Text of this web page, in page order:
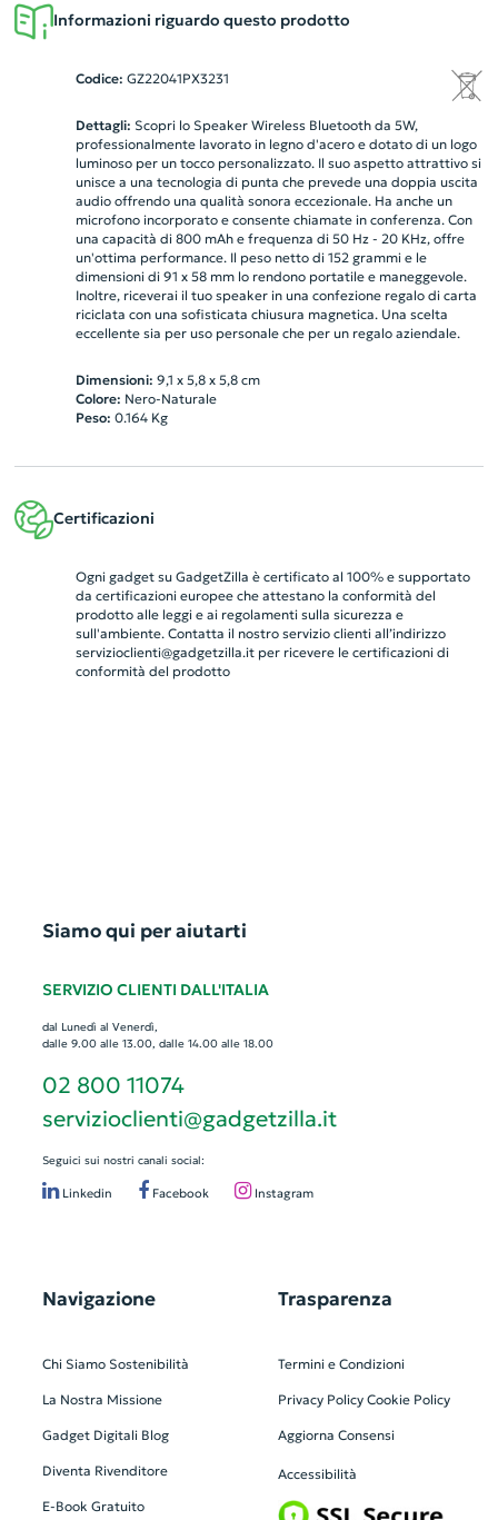
Informazioni riguardo questo prodotto
Codice: GZ22041PX3231
Dettagli: Scopri lo Speaker Wireless Bluetooth da 5W,
professionalmente lavorato in legno d'acero e dotato di un logo
luminoso per un tocco personalizzato. Il suo aspetto attrattivo si
unisce a una tecnologia di punta che prevede una doppia uscita
audio offrendo una qualità sonora eccezionale. Ha anche un
microfono incorporato e consente chiamate in conferenza. Con
una capacità di 800 mAh e frequenza di 50 Hz - 20 KHz, offre
un'ottima performance. Il peso netto di 152 grammi e le
dimensioni di 91 x 58 mm lo rendono portatile e maneggevole.
Inoltre, riceverai il tuo speaker in una confezione regalo di carta
riciclata con una sofisticata chiusura magnetica. Una scelta
eccellente sia per uso personale che per un regalo aziendale.
Dimensioni: 9,1 x 5,8 x 5,8 cm
Colore: Nero-Naturale
Peso: 0.164Kg
Certificazioni
Ogni gadget su GadgetZilla è certificato al 100% e supportato
da certificazioni europee che attestano la conformità del
prodotto alle leggi e ai regolamenti sulla sicurezza e
sull'ambiente. Contatta il nostro servizio clienti all’indirizzo
servizioclienti@gadgetzilla.itper ricevere le certificazioni di
conformità del prodotto
Siamo qui per aiutarti
SERVIZIO CLIENTI DALL'ITALIA
dal Lunedì al Venerdì,
dalle 9.00 alle 13.00, dalle 14.00 alle 18.00
02 800 11074
servizioclienti@gadgetzilla.it
Seguici sui nostri canali social:
Linkedin Facebook Instagram
Navigazione
Chi Siamo Sostenibilità
La Nostra Missione
Gadget Digitali Blog
Diventa Rivenditore
E-Book Gratuito
Trasparenza
Termini e Condizioni
Privacy Policy Cookie Policy
Aggiorna Consensi
Accessibilità